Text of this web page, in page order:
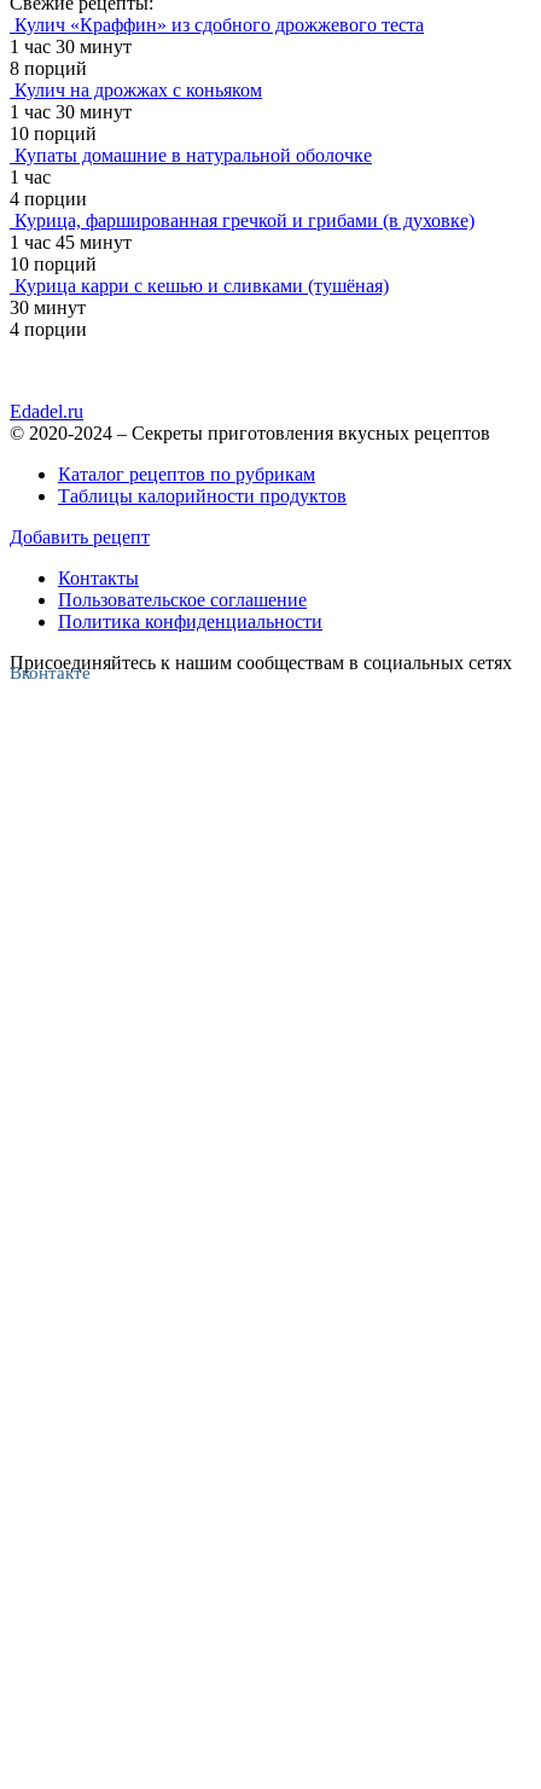
Кулич «Краффин» из сдобного дрожжевого теста
1 час 30 минут
8 порций
Кулич на дрожжах с коньяком
1 час 30 минут
10 порций
Купаты домашние в натуральной оболочке
1 час
4 порции
Курица, фаршированная гречкой и грибами (в духовке)
1 час 45 минут
10 порций
Курица карри с кешью и сливками (тушёная)
30 минут
4 порции
Edadel.ru
© 2020-2024 – Секреты приготовления вкусных рецептов
Каталог рецептов по рубрикам
Таблицы калорийности продуктов
Добавить рецепт
Контакты
Пользовательское соглашение
Политика конфиденциальности
Присоединяйтесь к нашим сообществам в социальных сетях
Вконтакте